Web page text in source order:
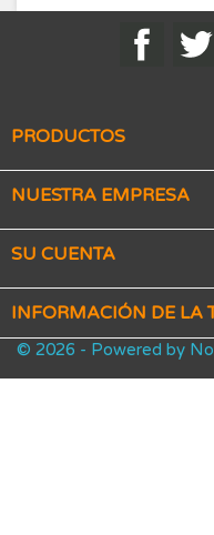
PRODUCTOS
NUESTRA EMPRESA
SU CUENTA
INFORMACIÓN DE LA
© 2026 - Powered by